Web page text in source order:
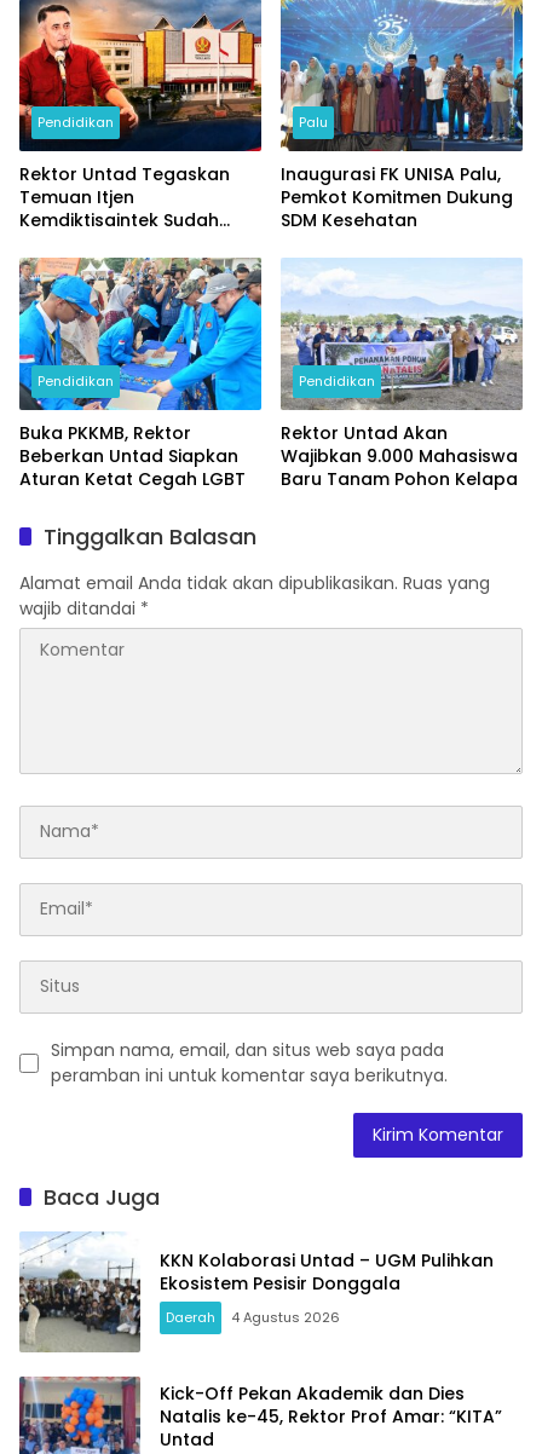
Pendidikan
Rektor Untad Tegaskan
Temuan Itjen
Kemdiktisaintek Sudah
Palu
Inaugurasi FK UNISA Palu,
Pemkot Komitmen Dukung
SDM Kesehatan
Pendidikan
Buka PKKMB, Rektor
Beberkan Untad Siapkan
Aturan Ketat Cegah LGBT
Pendidikan
Rektor Untad Akan
Wajibkan 9.000 Mahasiswa
Baru Tanam Pohon Kelapa
Tinggalkan Balasan
Alamat email Anda tidak akan dipublikasikan. Ruas yang
wajib ditandai *
Simpan nama, email, dan situs web saya pada
peramban ini untuk komentar saya berikutnya.
Baca Juga
KKN Kolaborasi Untad – UGM Pulihkan
Ekosistem Pesisir Donggala
Daerah 4 Agustus 2026
Kick-Off Pekan Akademik dan Dies
Natalis ke-45, Rektor Prof Amar: “KITA”
Untad